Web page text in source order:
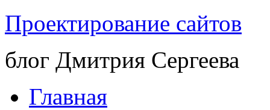
Проектирование сайтов
блог Дмитрия Сергеева
Главная